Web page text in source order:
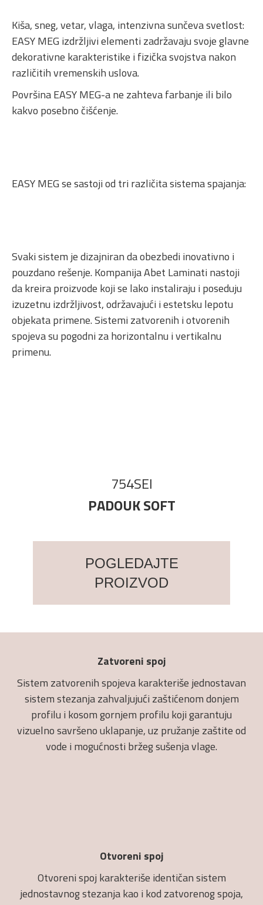
Kiša, sneg, vetar, vlaga, intenzivna sunčeva svetlost:
EASY MEG izdržljivi elementi zadržavaju svoje glavne
dekorativne karakteristike i fizička svojstva nakon
različitih vremenskih uslova.
Površina EASY MEG-a ne zahteva farbanje ili bilo
kakvo posebno čišćenje.
EASY MEG se sastoji od tri različita sistema spajanja:
Svaki sistem je dizajniran da obezbedi inovativno i
pouzdano rešenje. Kompanija Abet Laminati nastoji
da kreira proizvode koji se lako instaliraju i poseduju
izuzetnu izdržljivost, održavajući i estetsku lepotu
objekata primene. Sistemi zatvorenih i otvorenih
spojeva su pogodni za horizontalnu i vertikalnu
primenu.
754SEI
PADOUK SOFT
POGLEDAJTE
PROIZVOD
Zatvoreni spoj
Sistem zatvorenih spojeva karakteriše jednostavan
sistem stezanja zahvaljujući zaštićenom donjem
profilu i kosom gornjem profilu koji garantuju
vizuelno savršeno uklapanje, uz pružanje zaštite od
vode i mogućnosti bržeg sušenja vlage.
Otvoreni spoj
Otvoreni spoj karakteriše identičan sistem
jednostavnog stezanja kao i kod zatvorenog spoja,